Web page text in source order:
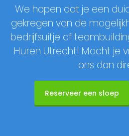
We hopen dat je een
gekregen van de
bedrijfsuitje of
Huren Utrecht! Mocht je
ons dan
Reserveer een sloep